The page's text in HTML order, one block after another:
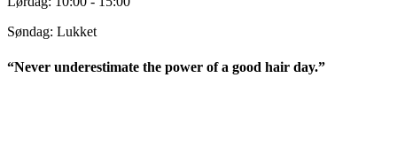
Søndag: Lukket
“Never underestimate the power of a good hair day.”